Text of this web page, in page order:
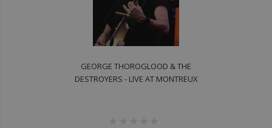
GEORGE THOROGLOOD & THE
DESTROYERS - LIVE AT MONTREUX